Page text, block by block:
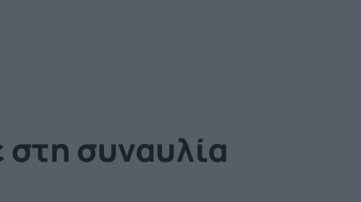
στη συναυλία